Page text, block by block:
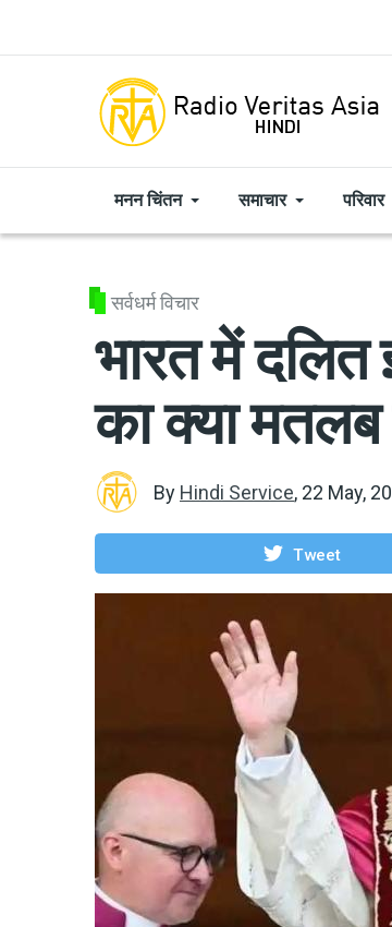
मनन चिंतन समाचार परिवार
सर्वधर्म विचार
भारत में दलित
का क्या
By Hindi Service, 22 May,
Tweet